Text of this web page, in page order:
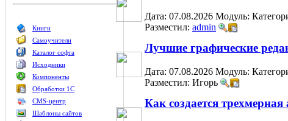
Книги
Самоучители
Каталог софта
Исходники
Компоненты
Обработки 1С
CMS-центр
Шаблоны сайтов
Дата: 07.08.2026 Модуль:
Разместил: admin
Лучшие графические
Дата: 07.08.2026 Модуль:
Разместил: Игорь
Как создается